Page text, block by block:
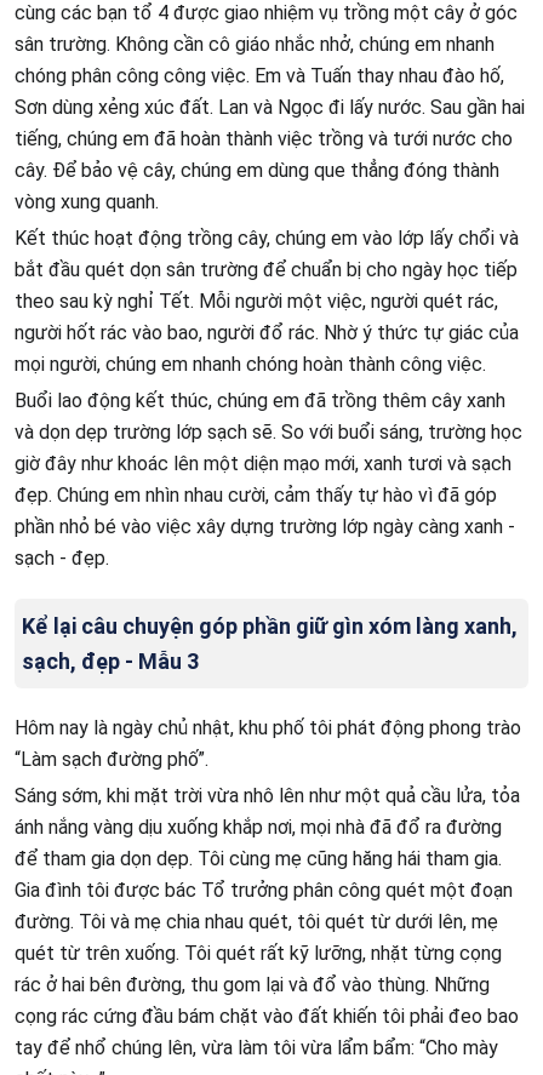
cùng các bạn tổ 4 được giao nhiệm vụ trồng một cây ở góc
sân trường. Không cần cô giáo nhắc nhở, chúng em nhanh
chóng phân công công việc. Em và Tuấn thay nhau đào hố,
Sơn dùng xẻng xúc đất. Lan và Ngọc đi lấy nước. Sau gần hai
tiếng, chúng em đã hoàn thành việc trồng và tưới nước cho
cây. Để bảo vệ cây, chúng em dùng que thẳng đóng thành
vòng xung quanh.
Kết thúc hoạt động trồng cây, chúng em vào lớp lấy chổi và
bắt đầu quét dọn sân trường để chuẩn bị cho ngày học tiếp
theo sau kỳ nghỉ Tết. Mỗi người một việc, người quét rác,
người hốt rác vào bao, người đổ rác. Nhờ ý thức tự giác của
mọi người, chúng em nhanh chóng hoàn thành công việc.
Buổi lao động kết thúc, chúng em đã trồng thêm cây xanh
và dọn dẹp trường lớp sạch sẽ. So với buổi sáng, trường học
giờ đây như khoác lên một diện mạo mới, xanh tươi và sạch
đẹp. Chúng em nhìn nhau cười, cảm thấy tự hào vì đã góp
phần nhỏ bé vào việc xây dựng trường lớp ngày càng xanh -
sạch - đẹp.
Kể lại câu chuyện góp phần giữ gìn xóm làng xanh,
sạch, đẹp - Mẫu 3
Hôm nay là ngày chủ nhật, khu phố tôi phát động phong trào
“Làm sạch đường phố”.
Sáng sớm, khi mặt trời vừa nhô lên như một quả cầu lửa, tỏa
ánh nắng vàng dịu xuống khắp nơi, mọi nhà đã đổ ra đường
để tham gia dọn dẹp. Tôi cùng mẹ cũng hăng hái tham gia.
Gia đình tôi được bác Tổ trưởng phân công quét một đoạn
đường. Tôi và mẹ chia nhau quét, tôi quét từ dưới lên, mẹ
quét từ trên xuống. Tôi quét rất kỹ lưỡng, nhặt từng cọng
rác ở hai bên đường, thu gom lại và đổ vào thùng. Những
cọng rác cứng đầu bám chặt vào đất khiến tôi phải đeo bao
tay để nhổ chúng lên, vừa làm tôi vừa lẩm bẩm: “Cho mày